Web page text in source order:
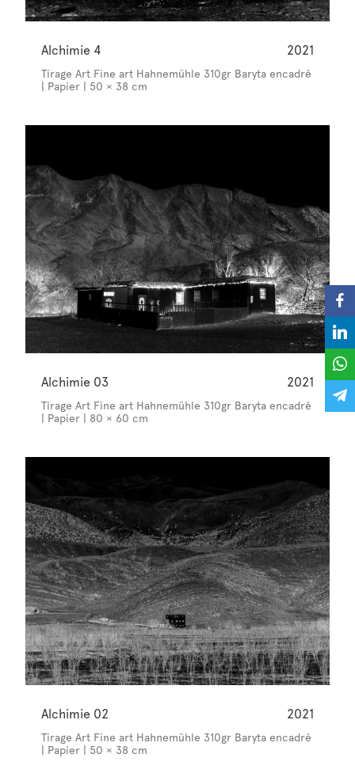
Alchimie 4 2021
Tirage Art Fine art Hahnemühle 310gr Baryta encadré
| Papier | 50 × 38 cm
Alchimie 03 2021
Tirage Art Fine art Hahnemühle 310gr Baryta encadré
| Papier | 80 × 60 cm
Alchimie 02 2021
Tirage Art Fine art Hahnemühle 310gr Baryta encadré
| Papier | 50 × 38 cm